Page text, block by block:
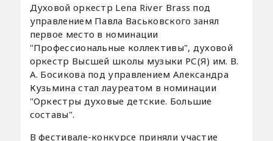
Духовой оркестр Lena River Brass под
управлением Павла Васьковского занял
первое место в номинации
"Профессиональные коллективы", духовой
оркестр Высшей школы музыки РС(Я) им. В.
А. Босикова под управлением Александра
Кузьмина стал лауреатом в номинации
"Оркестры духовые детские. Большие
составы".
В фестивале-конкурсе приняли участие